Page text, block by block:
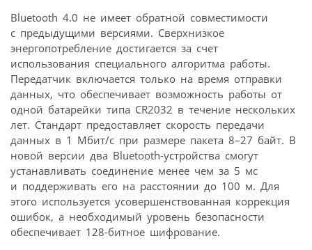
Bluetooth 4.0 не имеет обратной совместимости
с предыдущими версиями. Сверхнизкое
энергопотребление достигается за счет
использования специального алгоритма работы.
Передатчик включается только на время отправки
данных, что обеспечивает возможность работы от
одной батарейки типа CR2032 в течение нескольких
лет. Стандарт предоставляет скорость передачи
данных в 1 Мбит/с при размере пакета 8–27 байт. В
новой версии два Bluetooth-устройства смогут
устанавливать соединение менее чем за 5 мс
и поддерживать его на расстоянии до 100 м. Для
этого используется усовершенствованная коррекция
ошибок, а необходимый уровень безопасности
обеспечивает 128-битное шифрование.